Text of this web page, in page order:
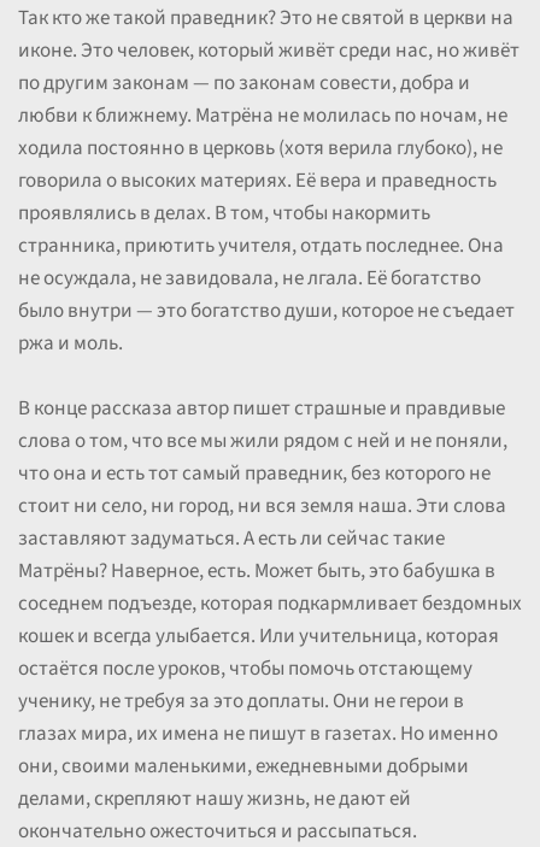
Так кто же такой праведник? Это не святой в церкви на
иконе. Это человек, который живёт среди нас, но живёт
по другим законам — по законам совести, добра и
любви к ближнему. Матрёна не молилась по ночам, не
ходила постоянно в церковь (хотя верила глубоко), не
говорила о высоких материях. Её вера и праведность
проявлялись в делах. В том, чтобы накормить
странника, приютить учителя, отдать последнее. Она
не осуждала, не завидовала, не лгала. Её богатство
было внутри — это богатство души, которое не съедает
ржа и моль.
В конце рассказа автор пишет страшные и правдивые
слова о том, что все мы жили рядом с ней и не поняли,
что она и есть тот самый праведник, без которого не
стоит ни село, ни город, ни вся земля наша. Эти слова
заставляют задуматься. А есть ли сейчас такие
Матрёны? Наверное, есть. Может быть, это бабушка в
соседнем подъезде, которая подкармливает бездомных
кошек и всегда улыбается. Или учительница, которая
остаётся после уроков, чтобы помочь отстающему
ученику, не требуя за это доплаты. Они не герои в
глазах мира, их имена не пишут в газетах. Но именно
они, своими маленькими, ежедневными добрыми
делами, скрепляют нашу жизнь, не дают ей
окончательно ожесточиться и рассыпаться.